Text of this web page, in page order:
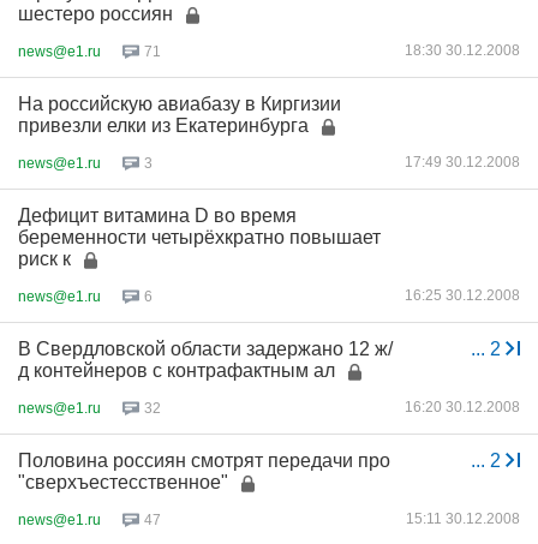
шестеро россиян
news@e1.ru 71 18:30 30.12.2008
На российскую авиабазу в Киргизии
привезли елки из Екатеринбурга
news@e1.ru 3 17:49 30.12.2008
Дефицит витамина D во время
беременности четырёхкратно повышает
риск к
news@e1.ru 6 16:25 30.12.2008
... 2
В Свердловской области задержано 12 ж/
д контейнеров с контрафактным ал
news@e1.ru 32 16:20 30.12.2008
... 2
Половина россиян смотрят передачи про
"сверхъестесственное"
news@e1.ru 47 15:11 30.12.2008